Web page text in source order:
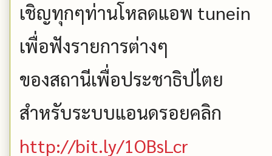
เชิญทุกๆท่านโหลดแอพ tunein
เพื่อฟังรายการต่างๆ
ของสถานีเพื่อประชาธิปไตย
สำหรับระบบแอนดรอยคลิก
http://bit.ly/1OBsLcr